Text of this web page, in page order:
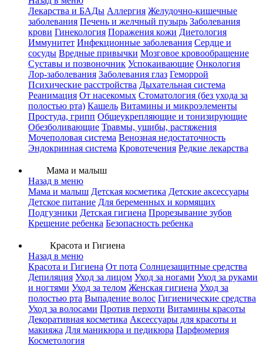
Лекарства и БАДы Аллергия Желудочно-кишечные
заболевания Печень и желчный пузырь Заболевания
крови Гинекология Поражения кожи Диетология
Иммунитет Инфекционные заболевания Сердце и
сосуды Вредные привычки Мозговое кровообращение
Суставы и позвоночник Успокаивающие Онкология
Лор-заболевания Заболевания глаз Геморрой
Психические расстройства Дыхательная система
Реанимация От насекомых Стоматология (без ухода за
полостью рта) Кашель Витамины и микроэлементы
Простуда, грипп Общеукрепляющие и тонизирующие
Обезболивающие Травмы, ушибы, растяжения
Мочеполовая система Венозная недостаточность
Эндокринная система Кровотечения Редкие лекарства
Мама и малыш
Назад в меню
Мама и малыш Детская косметика Детские аксессуары
Детское питание Для беременных и кормящих
Подгузники Детская гигиена Прорезывание зубов
Крещение ребенка Безопасность ребенка
Красота и Гигиена
Назад в меню
Красота и Гигиена От пота Солнцезащитные средства
Депиляция Уход за лицом Уход за ногами Уход за руками
и ногтями Уход за телом Женская гигиена Уход за
полостью рта Выпадение волос Гигиенические средства
Уход за волосами Против перхоти Витамины красоты
Декоративная косметика Аксессуары для красоты и
макияжа Для маникюра и педикюра Парфюмерия
Косметология